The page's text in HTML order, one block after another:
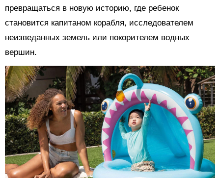
превращаться в новую историю, где ребенок
становится капитаном корабля, исследователем
неизведанных земель или покорителем водных
вершин.